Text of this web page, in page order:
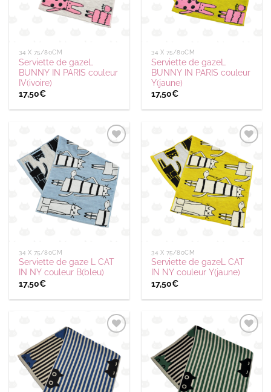
34 X 75/80CM
Serviette de gazeL
BUNNY IN PARIS couleur
IV(ivoire)
17,50€
34 X 75/80CM
Serviette de gazeL
BUNNY IN PARIS couleur
Y(jaune)
17,50€
à la
wishlist
34 X 75/80CM
Serviette de gaze L CAT
IN NY couleur B(bleu)
17,50€
Ajouter
à la
wishlist
34 X 75/80CM
Serviette de gazeL CAT
IN NY couleur Y(jaune)
17,50€
Ajouter
à la
wishlist
Ajouter
à la
wishlist